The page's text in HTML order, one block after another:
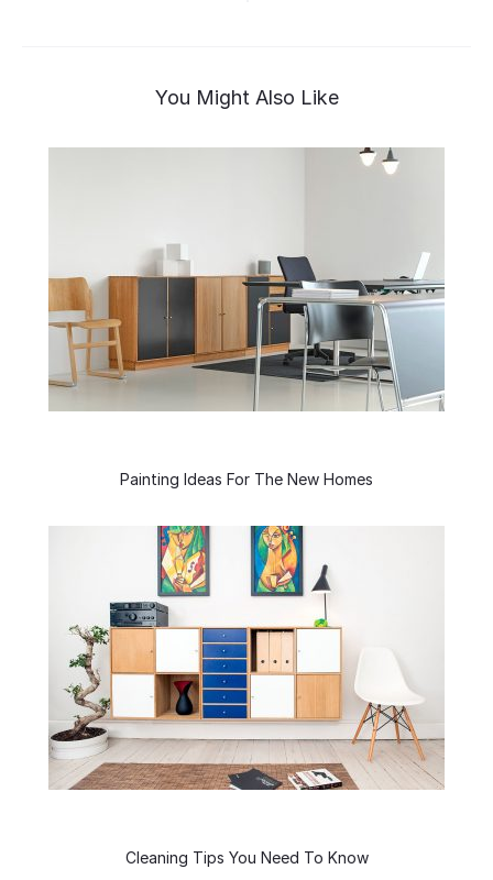
You Might Also Like
Painting Ideas For The New Homes
Cleaning Tips You Need To Know